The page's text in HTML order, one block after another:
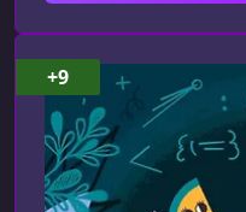
проекты на одном
представляет
приложения
на серве
+9